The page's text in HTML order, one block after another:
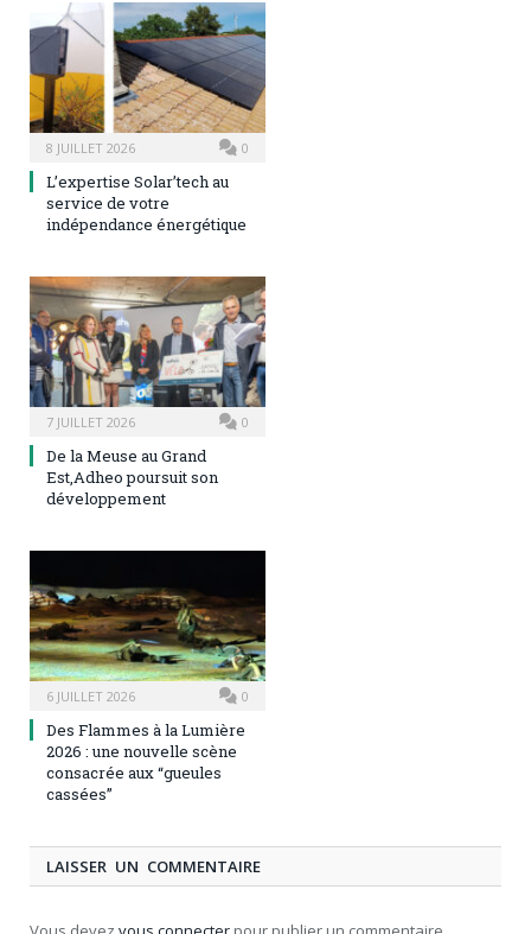
8 JUILLET 2026 0
L’expertise Solar’tech au
service de votre
indépendance énergétique
7 JUILLET 2026 0
De la Meuse au Grand
Est,Adheo poursuit son
développement
6 JUILLET 2026 0
Des Flammes à la Lumière
2026 : une nouvelle scène
consacrée aux “gueules
cassées”
LAISSER UN COMMENTAIRE